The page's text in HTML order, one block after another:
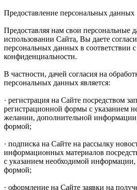
Предоставление персональных данных
Предоставляя нам свои персональные
использовании Сайта, Вы даете
персональных данных в соответствии
конфиденциальности.
В частности, дачей согласия на
персональных данных является:
· регистрация на Сайте посредством
регистрационной формы с указанием
желании, дополнительной
формой;
· подписка на Сайте на рассылку
информационных материалов
с указанием необходимой
формой;
· оформление на Сайте заявки на